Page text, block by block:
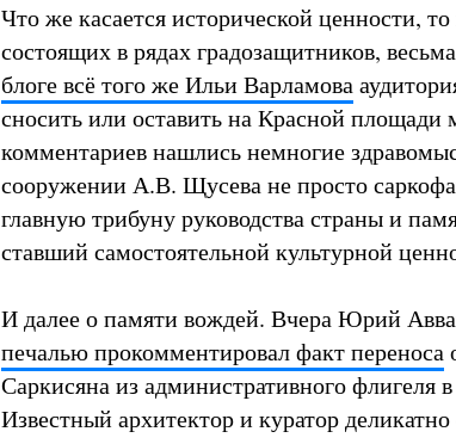
Что же касается исторической ценности,
состоящих в рядах градозащитников,
блоге всё того же Ильи Варламова
сносить или оставить на Красной площади
комментариев нашлись немногие
сооружении А.В. Щусева не просто
главную трибуну руководства страны и
ставший самостоятельной культурной
И далее о памяти вождей. Вчера Юрий
печалью прокомментировал факт переноса
Саркисяна из административного флигеля
Известный архитектор и куратор